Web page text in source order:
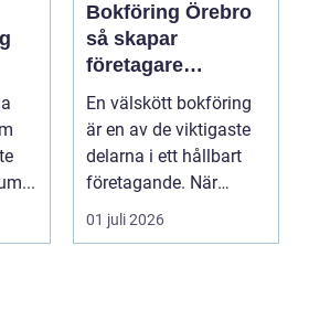
Bokföring Örebro
så skapar
företagare
trygghet i
ekonomin
En välskött bokföring
är en av de viktigaste
delarna i ett hållbart
företagande. När
siffrorna stämm...
01 juli 2026